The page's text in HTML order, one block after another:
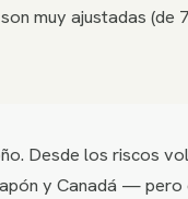
muy ajustadas
Desde los riscos
y Canadá —